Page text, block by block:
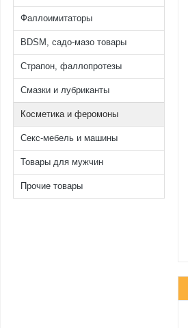
Фаллоимитаторы
BDSM, садо-мазо товары
Страпон, фаллопротезы
Смазки и лубриканты
Косметика и феромоны
Секс-мебель и машины
Товары для мужчин
Прочие товары